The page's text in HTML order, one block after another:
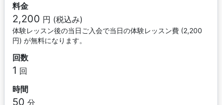
料金
2,200 円 (税込み)
体験レッスン後の当日ご入会で当日の体験レッスン費 (2,200
円) が無料になります。
回数
1 回
時間
50 分